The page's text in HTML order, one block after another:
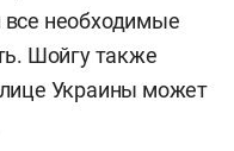
необходимые
Шойгу также
Украины может